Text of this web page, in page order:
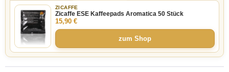
ZICAFFE
Zicaffe ESE Kaffeepads Aromatica 50 Stück
15,90 €
zum Shop